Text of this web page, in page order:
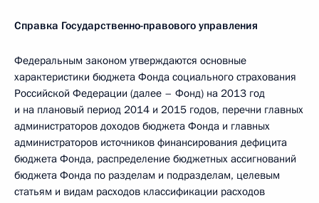
Справка Государственно-правового управления
Федеральным законом утверждаются основные
характеристики бюджета Фонда социального страхования
Российской Федерации (далее – Фонд) на 2013 год
и на плановый период 2014 и 2015 годов, перечни главных
администраторов доходов бюджета Фонда и главных
администраторов источников финансирования дефицита
бюджета Фонда, распределение бюджетных ассигнований
бюджета Фонда по разделам и подразделам, целевым
статьям и видам расходов классификации расходов